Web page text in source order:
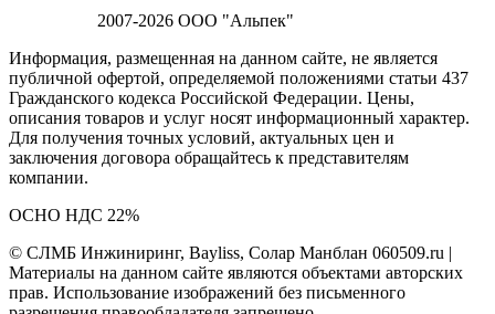
2007-2026 ООО "Альпек"
Информация, размещенная на данном сайте, не является
публичной офертой, определяемой положениями статьи 437
Гражданского кодекса Российской Федерации. Цены,
описания товаров и услуг носят информационный характер.
Для получения точных условий, актуальных цен и
заключения договора обращайтесь к представителям
компании.
ОСНО НДС 22%
© СЛМБ Инжиниринг, Bayliss, Солар Манблан 060509.ru |
Материалы на данном сайте являются объектами авторских
прав. Использование изображений без письменного